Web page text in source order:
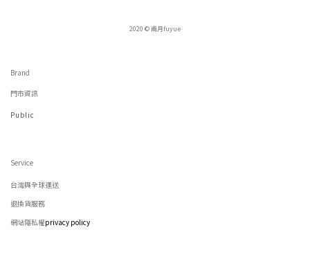
2020 © 甫月fuyue
Brand
門市資訊
Public
Service
台灣與全球運送
退換貨服務
網站隱私權privacy policy